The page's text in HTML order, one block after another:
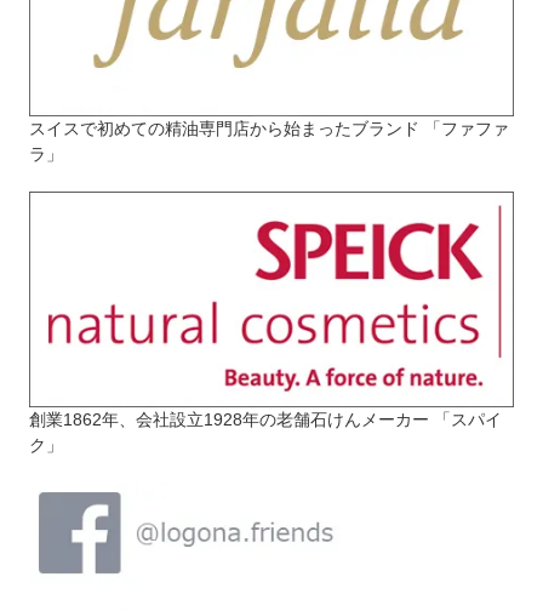
スイスで初めての精油専門店から始まったブランド 「ファファ
ラ」
創業1862年、会社設立1928年の老舗石けんメーカー 「スパイ
ク」